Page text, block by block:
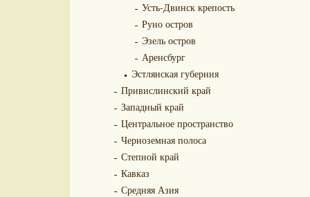
Усть-Двинск крепость
Руно остров
Эзель остров
Аренсбург
Эстлянская губерния
Привислинский край
Западный край
Центральное пространство
Черноземная полоса
Степной край
Кавказ
Средняя Азия